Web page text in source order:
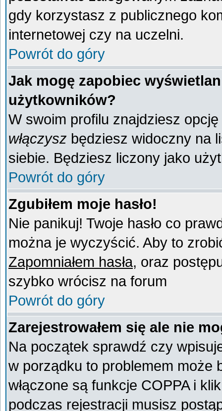
gdy korzystasz z publicznego
internetowej czy na uczelni.
Powrót do góry
Jak mogę zapobiec
użytkowników?
W swoim profilu znajdziesz opcję
włączysz będziesz widoczny na
siebie. Będziesz liczony jako
Powrót do góry
Zgubiłem moje hasło!
Nie panikuj! Twoje hasło co
można je wyczyścić. Aby to
Zapomniałem hasła, oraz
szybko wrócisz na forum
Powrót do góry
Zarejestrowałem się ale nie
Na początek sprawdź czy
w porządku to problemem może
włączone są funkcje COPPA i
podczas rejestracji musisz